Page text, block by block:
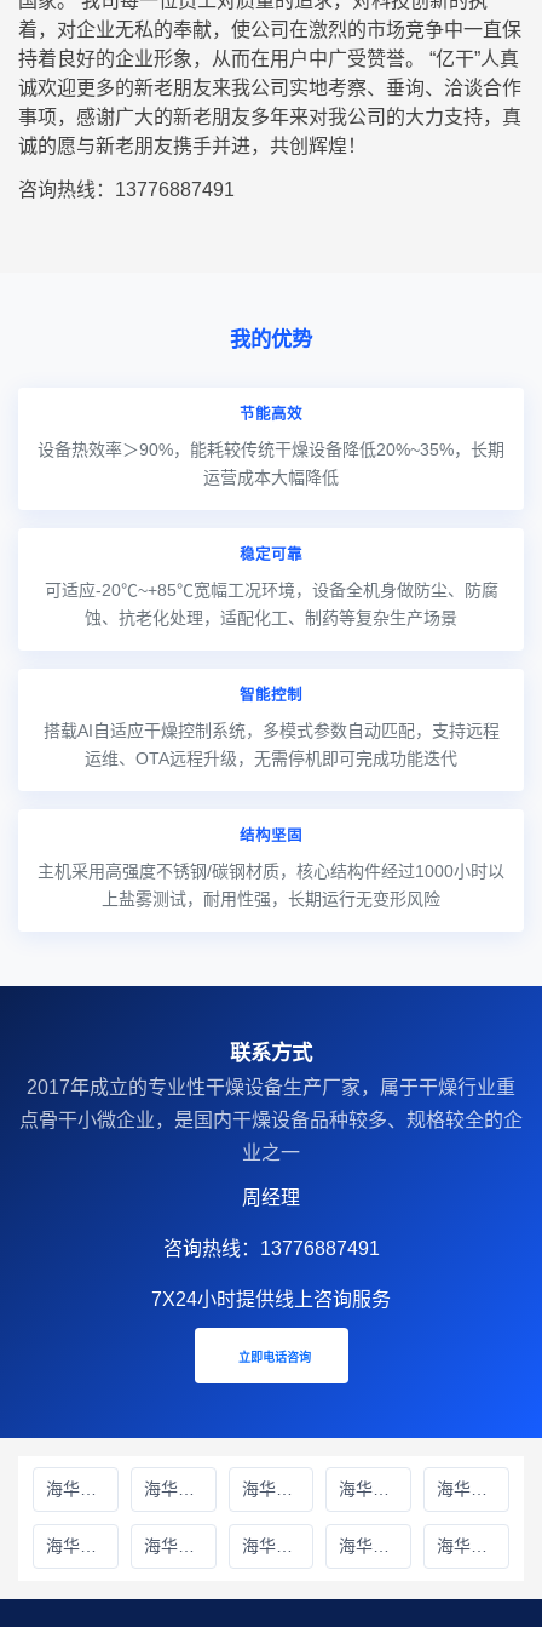
着，对企业无私的奉献，使公司在激烈的市场竞争中一直保
持着良好的企业形象，从而在用户中广受赞誉。 “亿干”人真
诚欢迎更多的新老朋友来我公司实地考察、垂询、洽谈合作
事项，感谢广大的新老朋友多年来对我公司的大力支持，真
诚的愿与新老朋友携手并进，共创辉煌！
咨询热线：13776887491
我的优势
节能高效
设备热效率＞90%，能耗较传统干燥设备降低20%~35%，长期
运营成本大幅降低
稳定可靠
可适应-20℃~+85℃宽幅工况环境，设备全机身做防尘、防腐
蚀、抗老化处理，适配化工、制药等复杂生产场景
智能控制
搭载AI自适应干燥控制系统，多模式参数自动匹配，支持远程
运维、OTA远程升级，无需停机即可完成功能迭代
结构坚固
主机采用高强度不锈钢/碳钢材质，核心结构件经过1000小时以
上盐雾测试，耐用性强，长期运行无变形风险
联系方式
2017年成立的‌专业性干燥设备生产厂家‌，属于干燥行业重
点骨干小微企业，是国内干燥设备品种较多、规格较全的企
业之一
周经理
咨询热线：13776887491
7X24小时提供线上咨询服务
立即电话咨询
海华财务雅安线上分站 海华财务绵阳线上分站 海华财务甘孜藏族自治州线上分站 海华财务巴中线上分站 海华财务阿坝藏族羌族自治州线上分站
海华财务成都线上分站 海华财务遂宁线上分站 海华财务广元线上分站 海华财务广安线上分站 海华财务德阳线上分站